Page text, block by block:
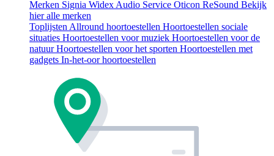
Merken Signia WidexAudio Service Oticon ReSound Bekijk
hier alle merken
ToplijstenAllround hoortoestellen Hoortoestellen sociale
situaties Hoortoestellen voor muziek Hoortoestellen voor de
natuurHoortoestellen voor het sporten Hoortoestellen met
gadgets In-het-oor hoortoestellen